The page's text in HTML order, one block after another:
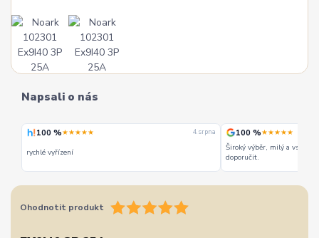
Napsali o nás
100 %★★★★★ 4. srpna
rychlé vyřízení
100 %★★★★★
Široký výběr, milý a
doporučit.
Ohodnotit produkt